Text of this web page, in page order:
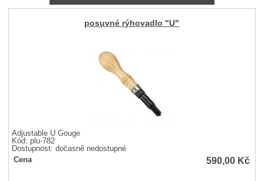
posuvné rýhovadlo "U"
Adjustable U Gouge
Kód: plu-782
Dostupnost:dočasně nedostupné
Cena
590,00 Kč